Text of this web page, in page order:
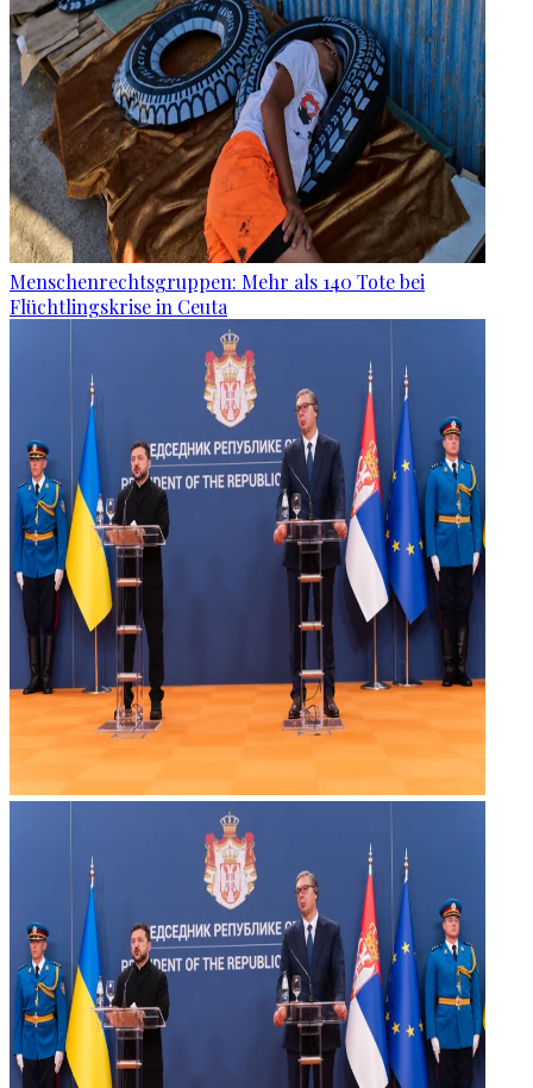
Menschenrechtsgruppen: Mehr als 140 Tote bei
Flüchtlingskrise in Ceuta